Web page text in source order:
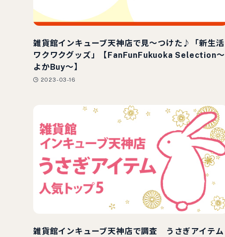
雑貨館インキューブ天神店で見〜つけた♪「新生活
ワクワクグッズ」【FanFunFukuoka Selection〜
よかBuy〜】
2023-03-16
雑貨館インキューブ天神店で調査 うさぎアイテム